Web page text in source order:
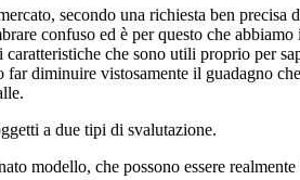
secondo una richiesta ben precisa
confuso ed è per questo che
che sono utili proprio per
diminuire vistosamente il guadagno
a due tipi di svalutazione.
modello, che possono essere